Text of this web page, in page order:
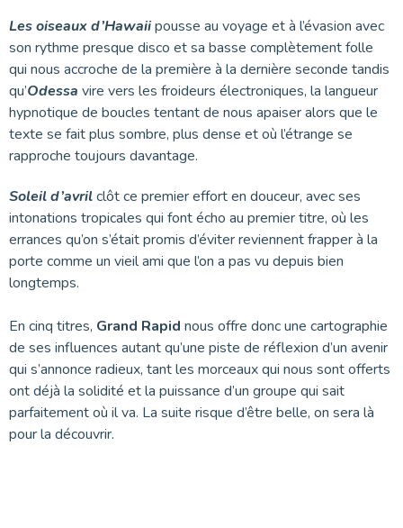
Les oiseaux d’Hawaiipousse au voyage et à l’évasion avec
son rythme presque disco et sa basse complètement folle
qui nous accroche de la première à la dernière seconde tandis
qu’Odessa vire vers les froideurs électroniques, la langueur
hypnotique de boucles tentant de nous apaiser alors que le
texte se fait plus sombre, plus dense et où l’étrange se
rapproche toujours davantage.
Soleil d’avrilclôt ce premier effort en douceur, avec ses
intonations tropicales qui font écho au premier titre, où les
errances qu’on s’était promis d’éviter reviennent frapper à la
porte comme un vieil ami que l’on a pas vu depuis bien
longtemps.
En cinq titres, Grand Rapid nous offre donc une cartographie
de ses influences autant qu’une piste de réflexion d’un avenir
qui s’annonce radieux, tant les morceaux qui nous sont offerts
ont déjà la solidité et la puissance d’un groupe qui sait
parfaitement où il va. La suite risque d’être belle, on sera là
pour la découvrir.